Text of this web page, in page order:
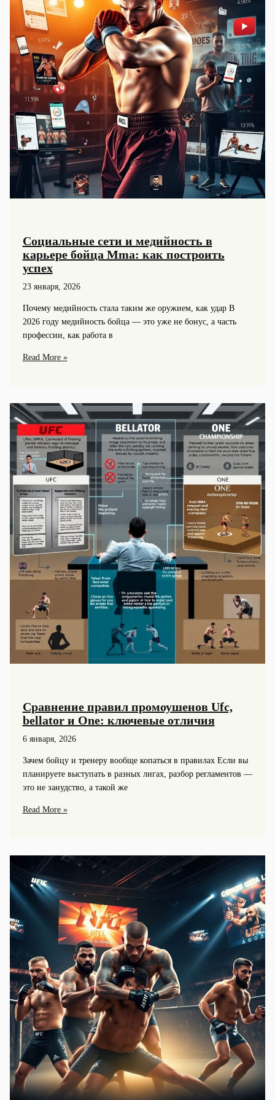
Социальные сети и медийность в
карьере бойца Mma: как построить
успех
23 января, 2026
Почему медийность стала таким же оружием, как удар В
2026 году медийность бойца — это уже не бонус, а часть
профессии, как работа в
Социальные
в
карьере
бойца
Mma:
как
построить
успех
Read More »
Сравнение правил промоушенов Ufc,
bellator и One: ключевые отличия
6 января, 2026
Зачем бойцу и тренеру вообще копаться в правилах Если вы
планируете выступать в разных лигах, разбор регламентов —
это не занудство, а такой же
Сравнение
bellator
One:
ключевые
Read More »